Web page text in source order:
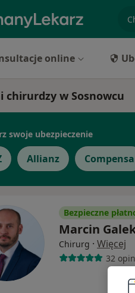
online
chirurdzy w Sosnowcu
swoje ubezpieczenie
Allianz Compensa
Bezpieczne
Marcin
Chirurg · Więcej
32